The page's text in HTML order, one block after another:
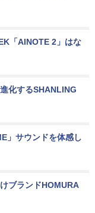
「AINOTE 2」はな
化するSHANLING
」サウンドを体感し
ブランドHOMURA